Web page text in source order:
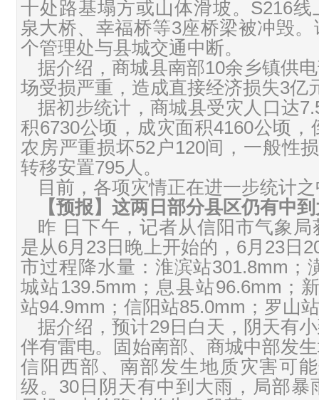
十处路基塌方或山体滑坡。S216
泉大桥、幸福桥等3座桥梁被冲毁
个管理处与县城交通中断。
据介绍，商城县南部10余乡镇供
场受损严重，造成直接经济损失3亿
据初步统计，商城县受灾人口达
积6730公顷，成灾面积4160公顷
农房严重损坏52户120间，一般性
转移安置795人。
目前，各项灾情正在进一步统计
【预报】这两日部分县区仍有中
昨 日下午，记者从信阳市气象
是从6月23日晚上开始的，6月23日
市过程降水量：淮滨站301.8mm；
城站139.5mm；息县站96.6mm；
站94.9mm；信阳站85.0mm；罗山
据介绍，预计29日白天，阴天有
伴有雷电。固始南部、商城中部发
信阳西部、南部发生地质灾害可
级。30日阴天有中到大雨，局部暴